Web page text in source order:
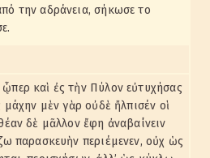
την αδράνεια, σήκωσε το
καὶ ἐς τὴν Πύλον εὐτυχήσας
μάχην μὲν γὰρ οὐδὲ ἤλπισέν οἱ
δὲ μᾶλλον ἔφη ἀναβαίνειν
παρασκευὴν περιέμενεν, οὐχ ὡς